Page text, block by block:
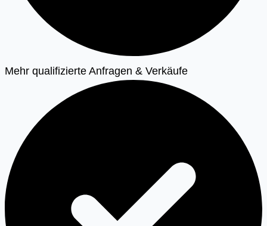
Mehr qualifizierte Anfragen & Verkäufe